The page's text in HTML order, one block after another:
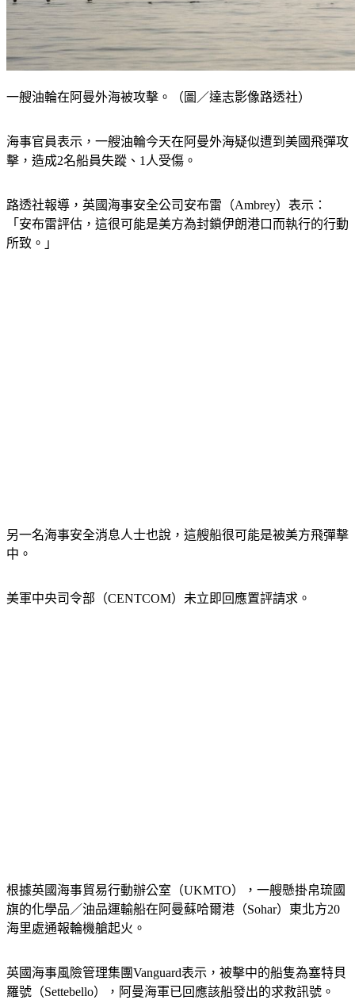
一艘油輪在阿曼外海被攻擊。（圖／達志影像路透社）
海事官員表示，一艘油輪今天在阿曼外海疑似遭到美國飛彈攻
擊，造成2名船員失蹤、1人受傷。
路透社報導，英國海事安全公司安布雷（Ambrey）表示：
「安布雷評估，這很可能是美方為封鎖伊朗港口而執行的行動
所致。」
另一名海事安全消息人士也說，這艘船很可能是被美方飛彈擊
中。
美軍中央司令部（CENTCOM）未立即回應置評請求。
根據英國海事貿易行動辦公室（UKMTO），一艘懸掛帛琉國
旗的化學品／油品運輸船在阿曼蘇哈爾港（Sohar）東北方20
海里處通報輪機艙起火。
英國海事風險管理集團Vanguard表示，被擊中的船隻為塞特貝
羅號（Settebello），阿曼海軍已回應該船發出的求救訊號。